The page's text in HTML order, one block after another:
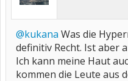
@kukana Was die
definitiv Recht. Ist aber
Ich kann meine Haut
kommen die Leute aus